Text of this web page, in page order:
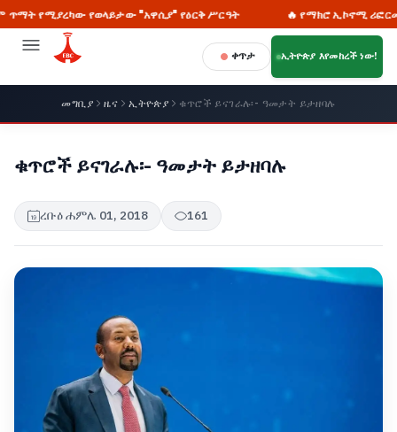
የወላይታው "አዋሲያ" የዕርቅ ሥርዓት 🔥 የማክሮ ኢኮኖሚ ሪፎርሙንና የዜጎችን
ቀጥታ ኢትዮጵያ እየመከረች ነው!
መግቢያ ዜና ኢትዮጵያ ቁጥሮች ይናገራሉ፡- ዓመታት ይታዘባሉ
ቁጥሮች ይናገራሉ፡- ዓመታት ይታዘባሉ
ረቡዕ ሐምሌ 01, 2018 161